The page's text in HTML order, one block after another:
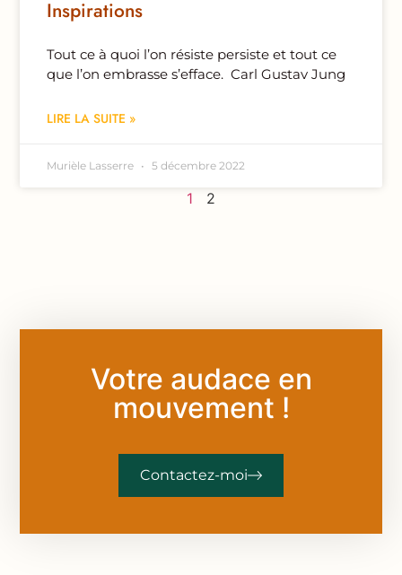
Inspirations
Tout ce à quoi l’on résiste persiste et tout ce
que l’on embrasse s’efface. Carl Gustav Jung
LIRE LA SUITE »
Murièle Lasserre 5 décembre 2022
1 2
Votre audace en
mouvement !
Contactez-moi